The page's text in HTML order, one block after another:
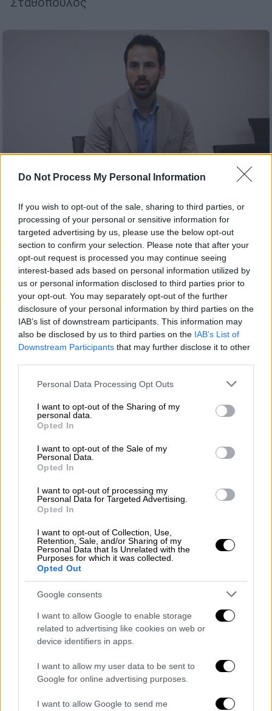
Do Not Process My Personal Information
If you wish to opt-out of the sale, sharing to third parties, or
processing of your personal or sensitive information for
targeted advertising by us, please use the below opt-out
section to confirm your selection. Please note that after your
opt-out request is processed you may continue seeing
interest-based ads based on personal information utilized by
us or personal information disclosed to third parties prior to
your opt-out. You may separately opt-out of the further
disclosure of your personal information by third parties on the
IAB’s list of downstream participants. This information may
also be disclosed by us to third parties on the IAB’s List of
Downstream Participants that may further disclose it to other
Please note that this website/app uses one or more Google
not limited to your visit or usage behaviour. You may click to
grant or deny consent to Google and its third-party tags to
use your data for below specified purposes in below Google
consent section.
Personal Data Processing Opt Outs
I want to opt-out of the Sharing of my
personal data.
Opted In
I want to opt-out of the Sale of my
Personal Data.
Opted In
I want to opt-out of processing my
Personal Data for Targeted Advertising.
Opted In
I want to opt-out of Collection, Use,
Retention, Sale, and/or Sharing of my
Personal Data that Is Unrelated with the
Purposes for which it was collected.
Opted Out
Google consents
I want to allow Google to enable storage
related to advertising like cookies on web or
device identifiers in apps.
I want to allow my user data to be sent to
Google for online advertising purposes.
I want to allow Google to send me
Πολιτική|12.01.2024 23:00
Ρωμανός: Μέσα σε 24 ώρες ο ΣΥΡΙΖΑ
έχει καταφέρει για ακόμα μία φορά να
ζαλιστεί από τις αλλεπάλληλες στροφές
«Ο κ. Κασσελάκης έθεσε μια νέα εκδοχή:
αυτή της κομματικής πειθαρχίας με
αστερίσκους»
Πολιτισμός|12.01.2024 22:42
Τεχνόπολη δήμου Αθηναίων: Νέος
πρόεδρος ο Κωστής Παπαϊωάννου
Αλλαγές στον «Αθήνα 9,84»